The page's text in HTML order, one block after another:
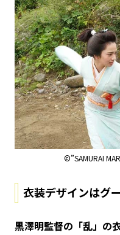
©”SAMURAI
衣装デザインはグ
――黒澤明監督の「乱」